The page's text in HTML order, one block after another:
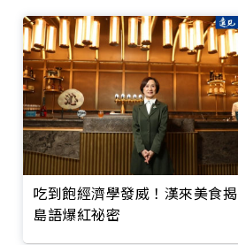
吃到飽經濟學發威！漢來美食揭
島語爆紅祕密